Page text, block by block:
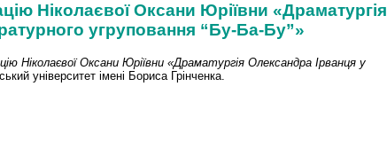
Ніколаєвої Оксани Юріївни «Драматургія
угруповання “Бу-Ба-Бу”»
Ніколаєвої Оксани Юріївни «Драматургія Олександра Ірванця у
університет імені Бориса Грінченка.